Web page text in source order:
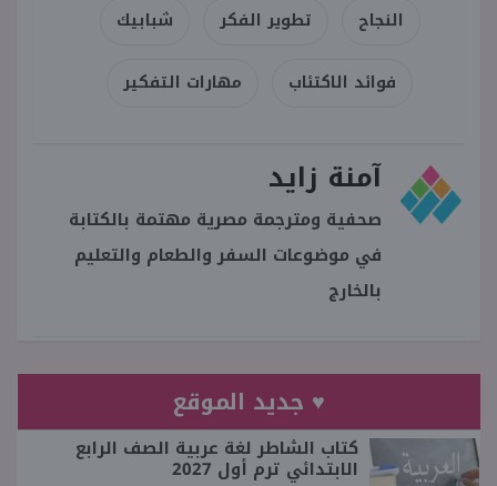
النجاح تطوير الفكر شبابيك
فوائد الاكتئاب مهارات التفكير
آمنة زايد
صحفية ومترجمة مصرية مهتمة بالكتابة
في موضوعات السفر والطعام والتعليم
بالخارج
♥ جديد الموقع
كتاب الشاطر لغة عربية الصف الرابع
الابتدائي ترم أول 2027